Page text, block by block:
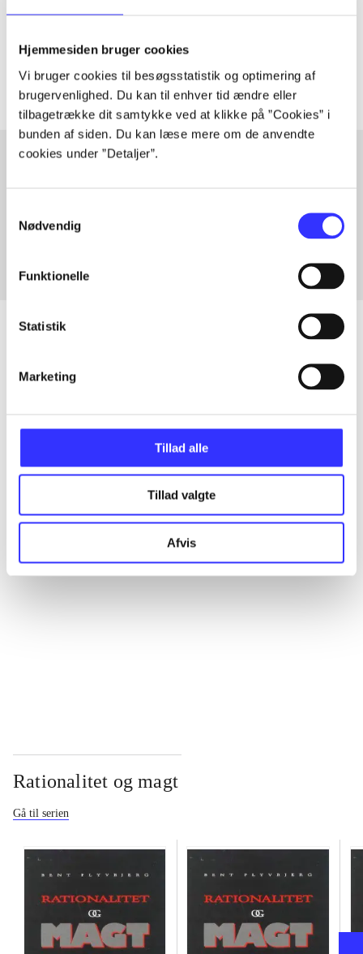
Hjemmesiden bruger cookies
Vi bruger cookies til besøgsstatistik og optimering af
brugervenlighed. Du kan til enhver tid ændre eller
tilbagetrække dit samtykke ved at klikke på ”Cookies” i
bunden af siden. Du kan læse mere om de anvendte
cookies under ”Detaljer”.
Nødvendig
Funktionelle
Statistik
Marketing
Tillad alle
Tillad valgte
Afvis
Artiklerne i handler ofte om
Fra
Artikler
Rationalitet og magt
Gå til serien